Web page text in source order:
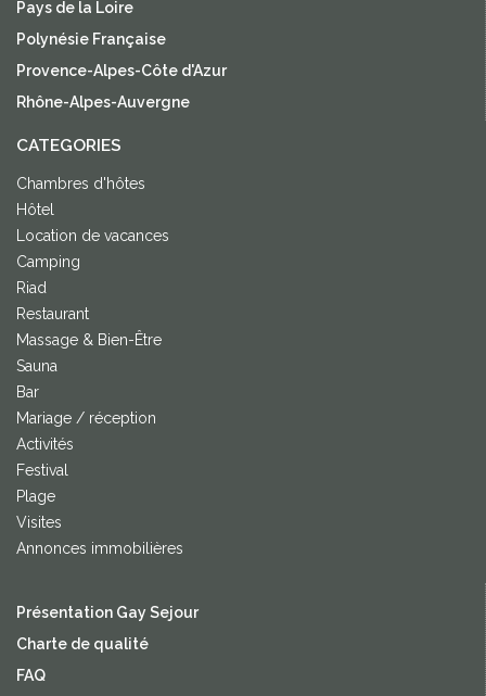
Pays de la Loire
Polynésie Française
Provence-Alpes-Côte d'Azur
Rhône-Alpes-Auvergne
CATEGORIES
Chambres d'hôtes
Hôtel
Location de vacances
Camping
Riad
Restaurant
Massage & Bien-Être
Sauna
Bar
Mariage / réception
Activités
Festival
Plage
Visites
Annonces immobilières
Présentation Gay Sejour
Charte de qualité
FAQ